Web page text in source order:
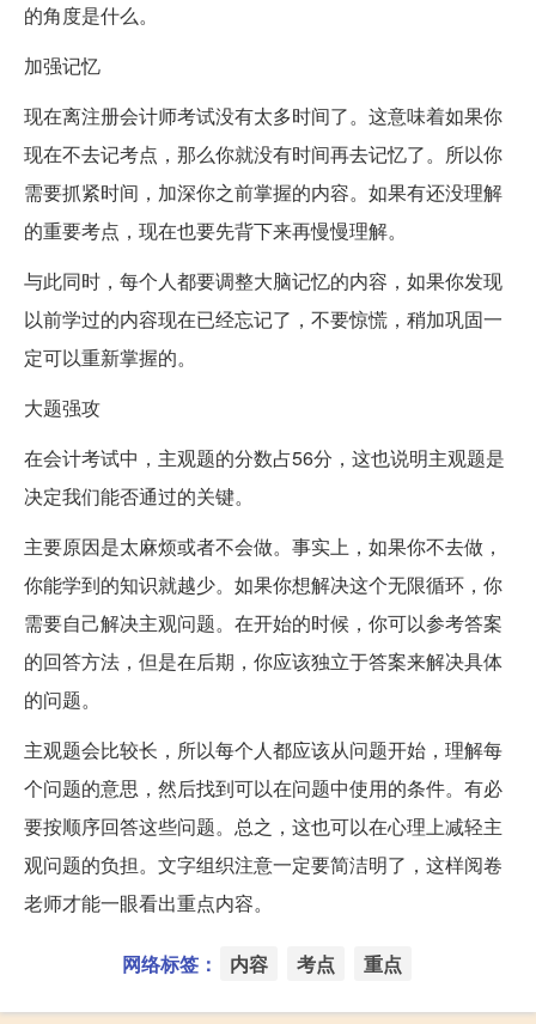
的角度是什么。
加强记忆
现在离注册会计师考试没有太多时间了。这意味着如果你
现在不去记考点，那么你就没有时间再去记忆了。所以你
需要抓紧时间，加深你之前掌握的内容。如果有还没理解
的重要考点，现在也要先背下来再慢慢理解。
与此同时，每个人都要调整大脑记忆的内容，如果你发现
以前学过的内容现在已经忘记了，不要惊慌，稍加巩固一
定可以重新掌握的。
大题强攻
在会计考试中，主观题的分数占56分，这也说明主观题是
决定我们能否通过的关键。
主要原因是太麻烦或者不会做。事实上，如果你不去做，
你能学到的知识就越少。如果你想解决这个无限循环，你
需要自己解决主观问题。在开始的时候，你可以参考答案
的回答方法，但是在后期，你应该独立于答案来解决具体
的问题。
主观题会比较长，所以每个人都应该从问题开始，理解每
个问题的意思，然后找到可以在问题中使用的条件。有必
要按顺序回答这些问题。总之，这也可以在心理上减轻主
观问题的负担。文字组织注意一定要简洁明了，这样阅卷
老师才能一眼看出重点内容。
网络标签： 内容 考点 重点